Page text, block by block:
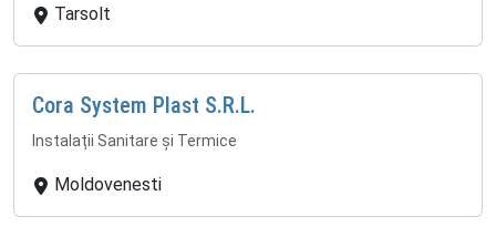
Tarsolt
Cora System Plast S.R.L.
Instalații Sanitare și Termice
Moldovenesti